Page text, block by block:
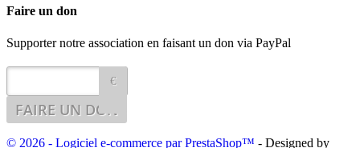
Faire un don
Supporter notre association en faisant un don via PayPal
€
© 2026 - Logiciel e-commerce par PrestaShop™ - Designed by